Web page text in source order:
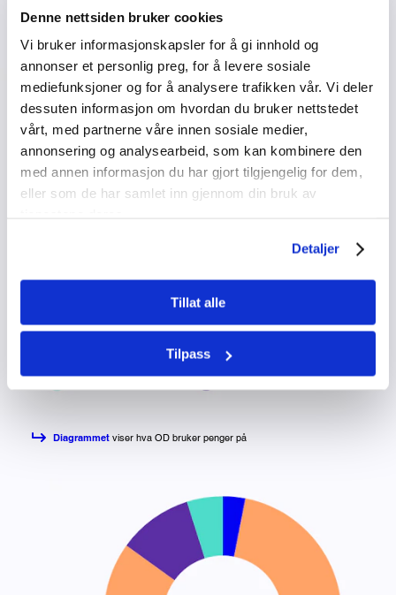
Denne nettsiden bruker cookies
Vi bruker informasjonskapsler for å gi innhold og
annonser et personlig preg, for å levere sosiale
mediefunksjoner og for å analysere trafikken vår. Vi deler
dessuten informasjon om hvordan du bruker nettstedet
vårt, med partnerne våre innen sosiale medier,
annonsering og analysearbeid, som kan kombinere den
med annen informasjon du har gjort tilgjengelig for dem,
eller som de har samlet inn gjennom din bruk av
Detaljer
Tillat alle
Tilpass
Diagrammet viser hva OD bruker penger på